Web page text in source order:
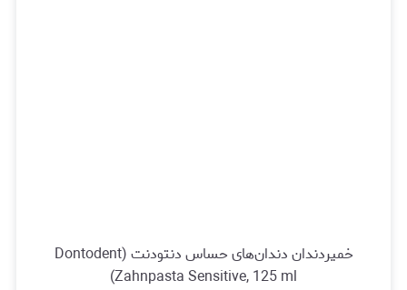
خمیردندان دندان‌های حساس دنتودنت (Dontodent
Zahnpasta Sensitive, 125 ml)